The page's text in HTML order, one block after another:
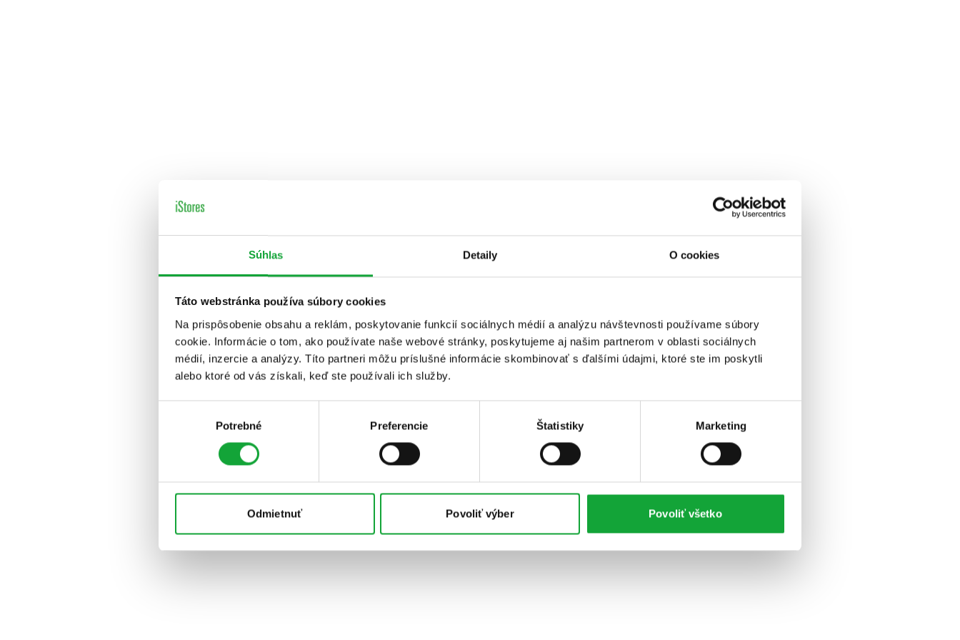
Súhlas Detaily O cookies
Táto webstránka používa súbory cookies
Na prispôsobenie obsahu a reklám, poskytovanie funkcií sociálnych médií a analýzu návštevnosti používame súbory
cookie. Informácie o tom, ako používate naše webové stránky, poskytujeme aj našim partnerom v oblasti sociálnych
médií, inzercie a analýzy. Títo partneri môžu príslušné informácie skombinovať s ďalšími údajmi, ktoré ste im poskytli
alebo ktoré od vás získali, keď ste používali ich služby.
Potrebné Preferencie Štatistiky Marketing
Odmietnuť Povoliť výber Povoliť všetko